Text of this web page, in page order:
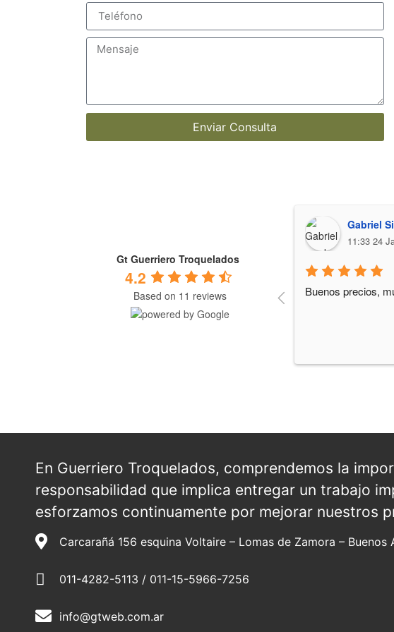
Enviar Consulta
Gt Guerriero Troquelados
4.2
Based on 11 reviews
Gabriel
11:33 24
Buenos precios,
En Guerriero Troquelados, comprendemos la
responsabilidad que implica entregar un trabajo
esforzamos continuamente por mejorar nuestros
Carcarañá 156 esquina Voltaire – Lomas de Zamora – Buenos
011-4282-5113 / 011-15-5966-7256
info@gtweb.com.ar